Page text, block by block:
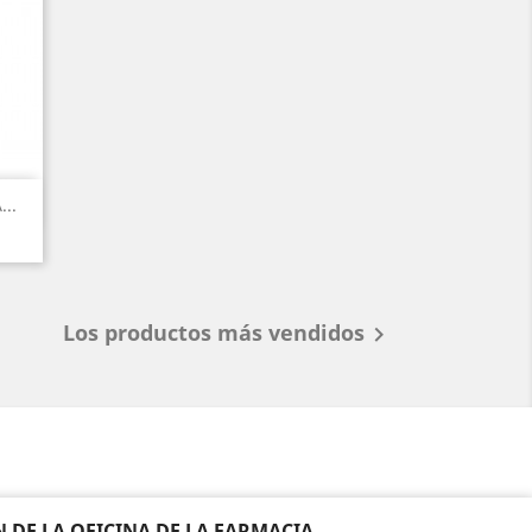
Los productos más vendidos 